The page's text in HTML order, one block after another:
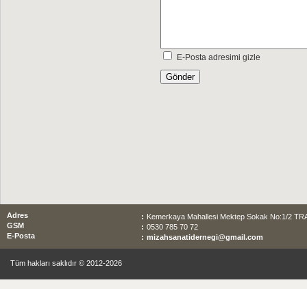
E-Posta adresimi gizle
Adres : Kemerkaya Mahallesi Mektep Sokak No:1/2
GSM
: 0530 785 70 72
E-Posta
: mizahsanatidernegi@gmail.com
Tüm hakları saklıdır © 2012-2026